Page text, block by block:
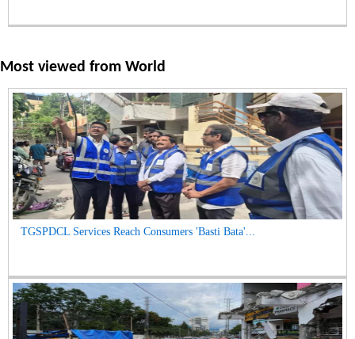
Most viewed from World
TGSPDCL Services Reach Consumers 'Basti Bata'...